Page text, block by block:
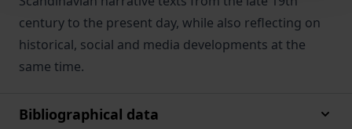
century to the present day, while also reflecting on
historical, social and media developments at the
same time.
Bibliographical data